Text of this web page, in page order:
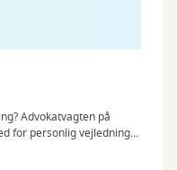
Advokatvagten på
for personlig vejledning
omkostninger.